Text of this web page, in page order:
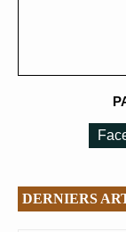
DERNIERS